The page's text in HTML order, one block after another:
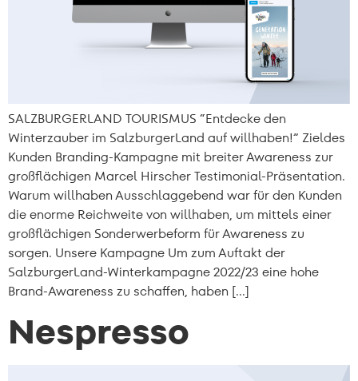
SALZBURGERLAND TOURISMUS “Entdecke den
Winterzauber im SalzburgerLand auf willhaben!” Zieldes
Kunden Branding-Kampagne mit breiter Awareness zur
großflächigen Marcel Hirscher Testimonial-Präsentation.
Warum willhaben Ausschlaggebend war für den Kunden
die enorme Reichweite von willhaben, um mittels einer
großflächigen Sonderwerbeform für Awareness zu
sorgen. Unsere Kampagne Um zum Auftakt der
SalzburgerLand-Winterkampagne 2022/23 eine hohe
Brand-Awareness zu schaffen, haben […]
Nespresso